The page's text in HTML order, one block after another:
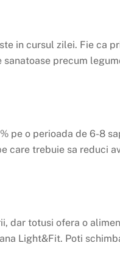
in cursul zilei. Fie ca
precum
pe o perioada de 6-8
care trebuie sa reduci
dar totusi ofera o
Light&Fit. Poti